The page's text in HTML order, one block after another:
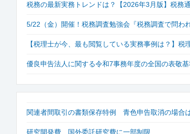
税務の最新実務トレンドは？【2026年3月版】税務
5/22（金）開催！税務調査勉強会『税務調査で問
【税理士が今、最も閲覧している実務事例は？】
優良申告法人に関する令和7事務年度の全国の表敬基
関連者間取引の書類保存特例 青色申告取消の場合
研究開発費 国外委託研究費に一部制限